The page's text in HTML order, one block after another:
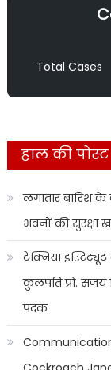
Total Cases
हाल की पोस्ट
लगातार बारिश के
भवनों की सुरक्षा
टेक्निया इंस्टिट्यूट
कुलपति प्रो. संजय
पदक